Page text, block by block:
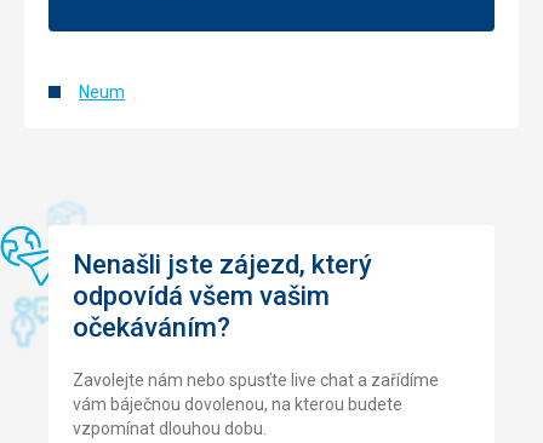
Neum
Nenašli jste zájezd, který
odpovídá všem vašim
očekáváním?
Zavolejte nám nebo spusťte live chat a zařídíme
vám báječnou dovolenou, na kterou budete
vzpomínat dlouhou dobu.